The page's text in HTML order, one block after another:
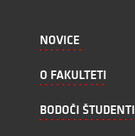
NOVICE
O FAKULTETI
BODOČI ŠTUDENTI